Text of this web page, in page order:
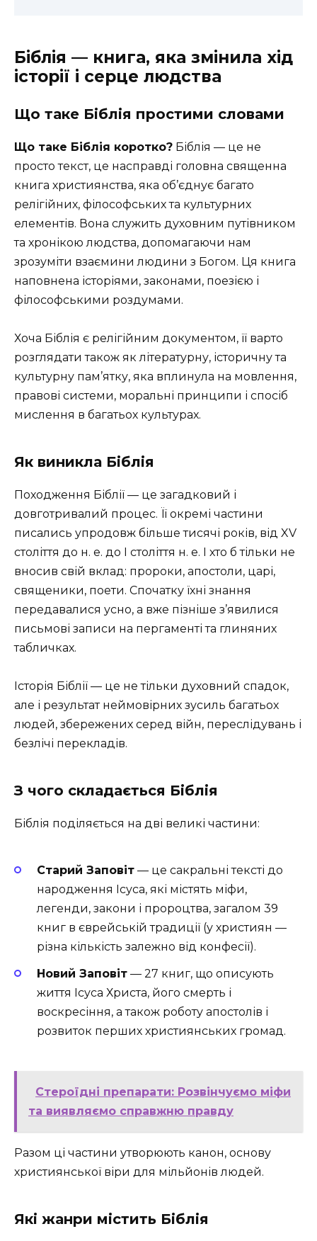
Біблія — книга, яка змінила хід
історії і серце людства
Що таке Біблія простими словами
Що таке Біблія коротко? Біблія — це не
просто текст, це насправді головна священна
книга християнства, яка об’єднує багато
релігійних, філософських та культурних
елементів. Вона служить духовним путівником
та хронікою людства, допомагаючи нам
зрозуміти взаємини людини з Богом. Ця книга
наповнена історіями, законами, поезією і
філософськими роздумами.
Хоча Біблія є релігійним документом, її варто
розглядати також як літературну, історичну та
культурну пам’ятку, яка вплинула на мовлення,
правові системи, моральні принципи і спосіб
мислення в багатьох культурах.
Як виникла Біблія
Походження Біблії — це загадковий і
довготривалий процес. Її окремі частини
писались упродовж більше тисячі років, від XV
століття до н. е. до І століття н. е. І хто б тільки не
вносив свій вклад: пророки, апостоли, царі,
священики, поети. Спочатку їхні знання
передавалися усно, а вже пізніше з’явилися
письмові записи на пергаменті та глиняних
табличках.
Історія Біблії — це не тільки духовний спадок,
але і результат неймовірних зусиль багатьох
людей, збережених серед війн, переслідувань і
безлічі перекладів.
З чого складається Біблія
Біблія поділяється на дві великі частини:
Старий Заповіт — це сакральні тексті до
народження Ісуса, які містять міфи,
легенди, закони і пророцтва, загалом 39
книг в єврейській традиції (у християн —
різна кількість залежно від конфесії).
Новий Заповіт — 27 книг, що описують
життя Ісуса Христа, його смерть і
воскресіння, а також роботу апостолів і
розвиток перших християнських громад.
Стероїдні препарати: Розвінчуємо міфи
та виявляємо справжню правду
Разом ці частини утворюють канон, основу
християнської віри для мільйонів людей.
Які жанри містить Біблія